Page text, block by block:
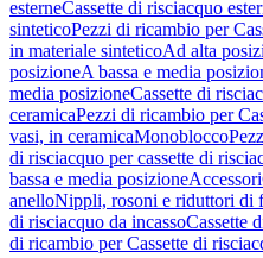
esterneCassette di risciacquo
sinteticoPezzi di ricambio per
in materiale sinteticoAd alta
posizioneA bassa e media
media posizioneCassette di
ceramicaPezzi di ricambio per
vasi, in ceramicaMonoblocco
di risciacquo per cassette di
bassa e media posizioneAccessori
anelloNippli, rosoni e riduttori di
di risciacquo da incassoCassette
di ricambio per Cassette di